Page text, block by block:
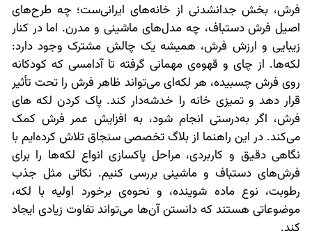
فرش، بخش جدانشدنی از خانه‌های ایرانی‌ست؛ چه طرح‌های
اصیل فرش دستباف، چه مدل‌های ماشینی و مدرن. اما در کنار
زیبایی و ارزش فرش، همیشه یک چالش مشترک وجود دارد:
لکه‌ها. از چای و قهوه‌ی مهمانی گرفته تا آدامسی که کودکانه
روی فرش چسبیده، هر لکه‌ای می‌تواند ظاهر فرش را تحت تأثیر
قرار دهد و تمیزی خانه را خدشه‌دار کند. پاک کردن لکه های
فرش، اگر به‌درستی انجام شود، به افزایش عمر فرش کمک
می‌کند. در این راهنما از بلاگ تخصصی سنجاق تلاش کرده‌ایم با
نگاهی دقیق و کاربردی، مراحل پاکسازی انواع لکه‌ها را برای
فرش‌های دستباف و ماشینی بررسی کنیم. نکاتی مثل جذب
رطوبت، نوع ماده شوینده، و نحوه‌ی برخورد اولیه با لکه،
موضوعاتی هستند که دانستن آن‌ها می‌تواند تفاوت زیادی ایجاد
کند.